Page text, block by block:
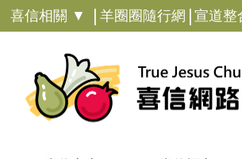
喜信相關 ▼ | 羊圈圈隨行網 | 宣道整